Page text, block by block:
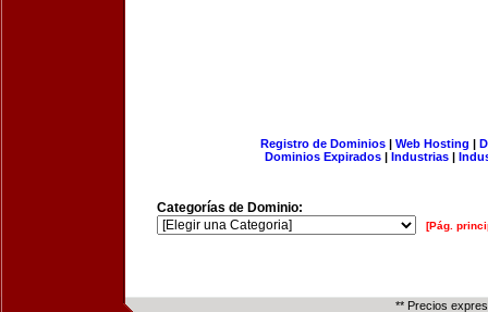
Registro de Dominios| Web Hosting |
Dominios Expirados | Industrias |
Categorías de Dominio:
[Pág.
** Precios